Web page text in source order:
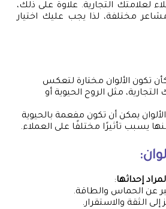
لعلامتك التجارية. علاوة على ذلك،
مشاعر مختلفة، لذا يجب عليك اختيار
تكون الألوان مختارة لتعكس
مثل الروح الحيوية أو
يمكن أن تكون مفعمة بالحيوية
يسبب تأثيرًا مختلفًا على العملاء.
إحداثها:
عن الحماس والطاقة.
إلى الثقة والاستقرار.